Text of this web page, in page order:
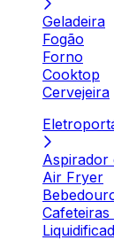
Geladeira
Fogão
Forno
Cooktop
Cervejeira
Aspirador
Air Fryer
Cafeteiras